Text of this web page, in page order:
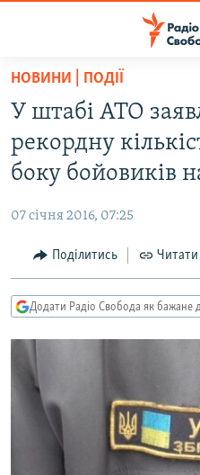
Перейти
основного
матеріалу
Перейти
до
основної
Перейти
до
пошуку
РАДІО СВОБОДА – 70 РОКІВ
СТАТТІ
ЕКОНОМІКА
СУСПІЛЬСТВО
УКРАЇНА
СВІТ
РОСІЙСЬКА «ФІЛЬТРАЦІЯ»
ДОНБАС.РЕАЛІЇ
ТИ ЯК?
СХЕМИ
КИТАЙ.ВИКЛИКИ
МУЛЬТИМЕДІА
НОВИНИ | ПОДІЇ
У штабі АТО
рекордну
боку бойовиків
07 січня 2016, 07:25
Поділитись Читати
Додати Радіо Свобода як бажане